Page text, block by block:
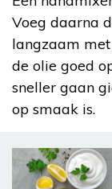
Voeg daarna
langzaam
de olie goed
sneller gaan
op smaak is.